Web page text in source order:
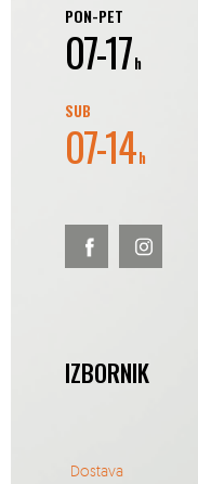
PON-PET
07-17h
SUB
07-14h
IZBORNIK
Dostava